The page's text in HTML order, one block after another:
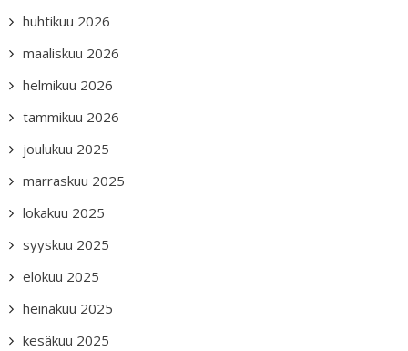
huhtikuu 2026
maaliskuu 2026
helmikuu 2026
tammikuu 2026
joulukuu 2025
marraskuu 2025
lokakuu 2025
syyskuu 2025
elokuu 2025
heinäkuu 2025
kesäkuu 2025